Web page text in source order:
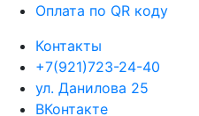
Оплата по QR коду
Контакты
+7(921)723-24-40
ул. Данилова 25
ВКонтакте